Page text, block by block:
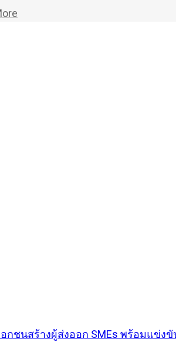
กชนสร้างผู้ส่งออก SMEs พร้อมแข่ง